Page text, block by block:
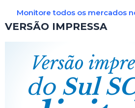
Monitore todos os mercados
VERSÃO IMPRESSA